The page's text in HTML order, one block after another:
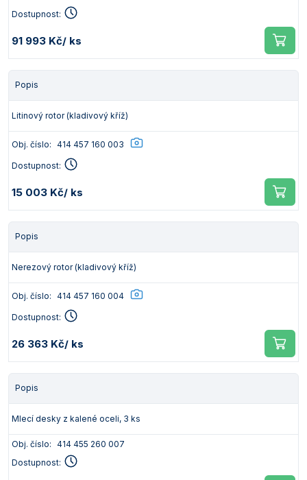
Dostupnost:
91 993 Kč/ ks
Popis
Litinový rotor (kladivový kříž)
Obj. číslo: 414 457 160 003
Dostupnost:
15 003 Kč/ ks
Popis
Nerezový rotor (kladivový kříž)
Obj. číslo: 414 457 160 004
Dostupnost:
26 363 Kč/ ks
Popis
Mlecí desky z kalené oceli, 3 ks
Obj. číslo: 414 455 260 007
Dostupnost: